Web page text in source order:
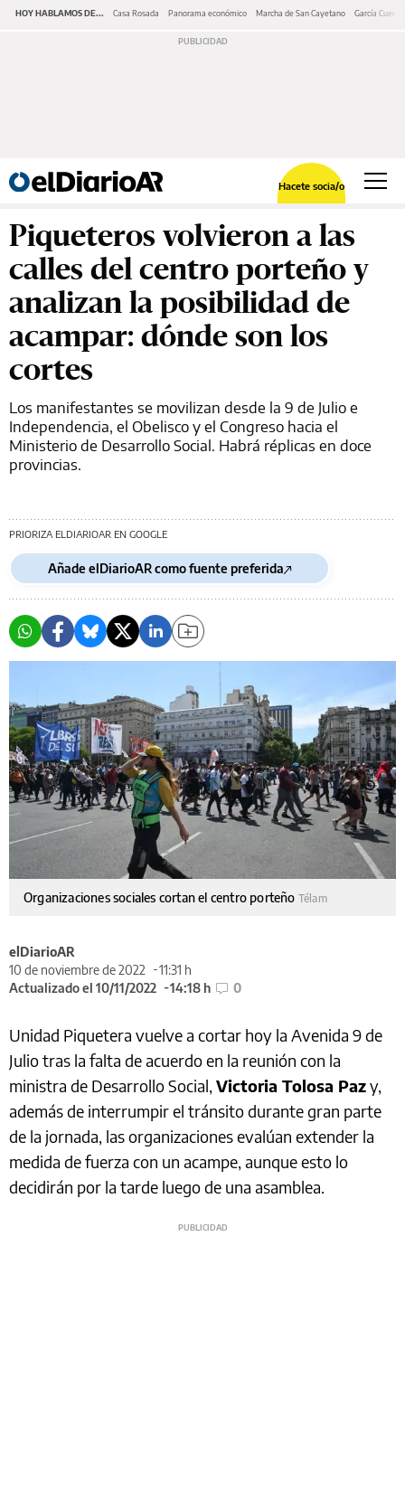
HOY HABLAMOS DE... Casa Rosada Panorama económico Marcha de San Cayetano García Cuerva
Hacete socia/o
Piqueteros volvieron a las
calles del centro porteño y
analizan la posibilidad de
acampar: dónde son los
cortes
Los manifestantes se movilizan desde la 9 de Julio e
Independencia, el Obelisco y el Congreso hacia el
Ministerio de Desarrollo Social. Habrá réplicas en doce
provincias.
PRIORIZA ELDIARIOAR EN GOOGLE
Añade elDiarioAR como fuente preferida
Organizaciones sociales cortan el centro porteño Télam
elDiarioAR
10 de noviembre de 2022
11:31 h
Actualizado el 10/11/2022
14:18 h 0
Unidad Piquetera vuelve a cortar hoy la Avenida 9 de
Julio tras la falta de acuerdo en la reunión con la
ministra de Desarrollo Social, Victoria Tolosa Pazy,
además de interrumpir el tránsito durante gran parte
de la jornada, las organizaciones evalúan extender la
medida de fuerza con un acampe, aunque esto lo
decidirán por la tarde luego de una asamblea.